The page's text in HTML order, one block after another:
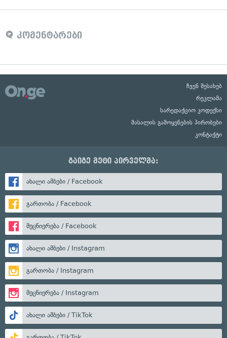
კომენტარები
ჩვენ შესახებ
რეკლამა
სარედაქციო კოდექსი
მასალის გამოყენების პირობები
კონტაქტი
გაიგე მეტი პირველმა:
ახალი ამბები / Facebook
გართობა / Facebook
მეცნიერება / Facebook
ახალი ამბები / Instagram
გართობა / Instagram
მეცნიერება / Instagram
ახალი ამბები / TikTok